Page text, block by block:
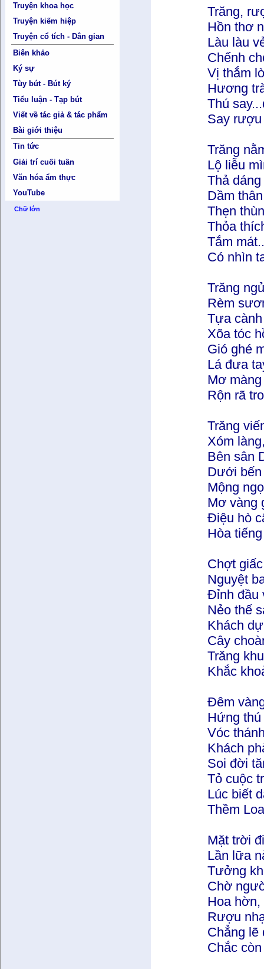
Truyện khoa học
Truyện kiếm hiệp
Truyện cổ tích - Dân gian
Biên khảo
Ký sự
Tùy bút - Bút ký
Tiểu luận - Tạp bút
Viết về tác giả & tác phẩm
Bài giới thiệu
Tin tức
Giải trí cuối tuần
Văn hóa ẩm thực
YouTube
Chữ lớn
Trăng,
Hồn thơ
Làu làu
Chếnh
Vị thắm
Hương
Thú
Say rượu
Trăng
Lộ liễu
Thả
Dầm
Thẹn
Thỏa
Tắm
Có nhìn
Trăng
Rèm
Tựa
Xõa tóc
Gió ghé
Lá đưa
Mơ
Rộn rã
Trăng
Xóm
Bên sân
Dưới bến
Mộng
Mơ vàng
Điệu hò
Hòa
Chợt
Nguyệt
Đỉnh đầu
Nẻo thế
Khách
Cây
Trăng
Khắc
Đêm
Hứng
Vóc
Khách
Soi đời
Tỏ cuộc
Lúc biết
Thềm
Mặt trời
Lần lữa
Tưởng
Chờ
Hoa
Rượu
Chẳng lẽ
Chắc